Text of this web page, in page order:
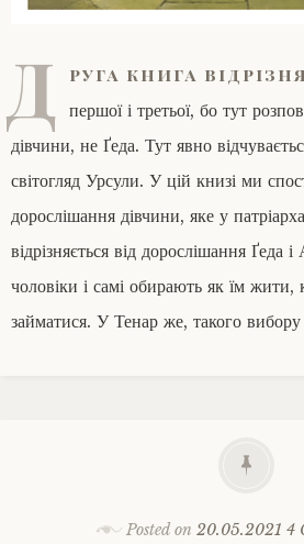
Д руга книга
першої і третьої, бо тут
дівчини, не Ґеда. Тут явно
світогляд Урсули. У цій книзі ми
дорослішання дівчини, яке у
відрізняється від дорослішання Ґеда
чоловіки і самі обирають як їм жити,
займатися. У Тенар же, такого
Posted on20.05.2021 4